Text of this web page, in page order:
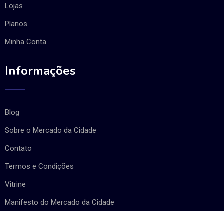
Lojas
Planos
Minha Conta
Informações
Blog
Sobre o Mercado da Cidade
Contato
Termos e Condições
Vitrine
Manifesto do Mercado da Cidade